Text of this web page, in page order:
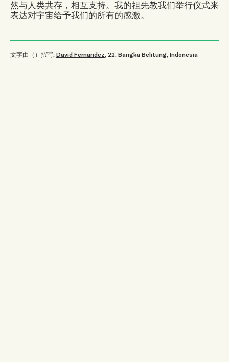
然与人类共存，相互支持。我的祖先教我们举行仪式来
表达对宇宙给予我们的所有的感激。
文字由（）撰写: David Fernandez , 22 Bangka Belitung, Indonesia